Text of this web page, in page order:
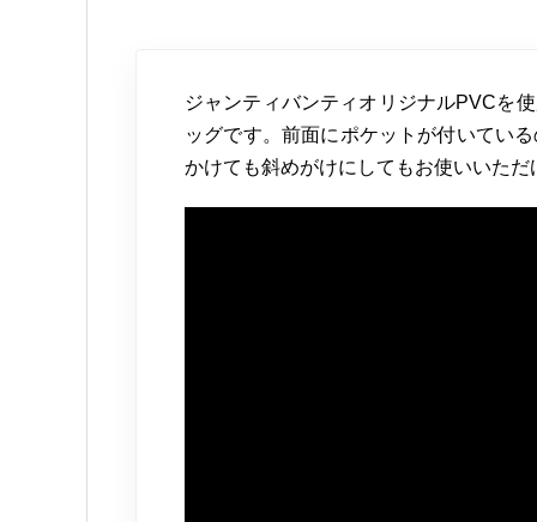
ジャンティバンティオリジナルPVCを
ッグです。前面にポケットが付いてい
かけても斜めがけにしてもお使いいただ